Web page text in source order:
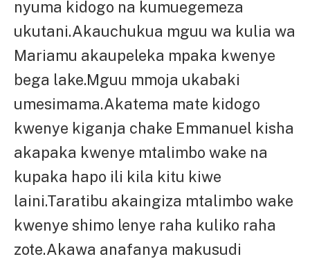
nyuma kidogo na kumuegemeza
ukutani.Akauchukua mguu wa kulia wa
Mariamu akaupeleka mpaka kwenye
bega lake.Mguu mmoja ukabaki
umesimama.Akatema mate kidogo
kwenye kiganja chake Emmanuel kisha
akapaka kwenye mtalimbo wake na
kupaka hapo ili kila kitu kiwe
laini.Taratibu akaingiza mtalimbo wake
kwenye shimo lenye raha kuliko raha
zote.Akawa anafanya makusudi